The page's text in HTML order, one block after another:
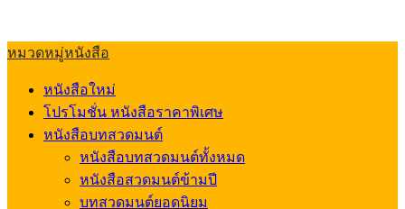
หมวดหมู่หนังสือ
หนังสือใหม่
โปรโมชั่น หนังสือราคาพิเศษ
หนังสือบทสวดมนต์
หนังสือบทสวดมนต์ทั้งหมด
หนังสือสวดมนต์ข้ามปี
บทสวดมนต์ยอดนิยม